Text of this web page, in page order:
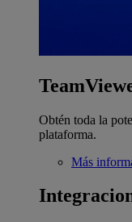
Obtén toda la
plataforma.
Más